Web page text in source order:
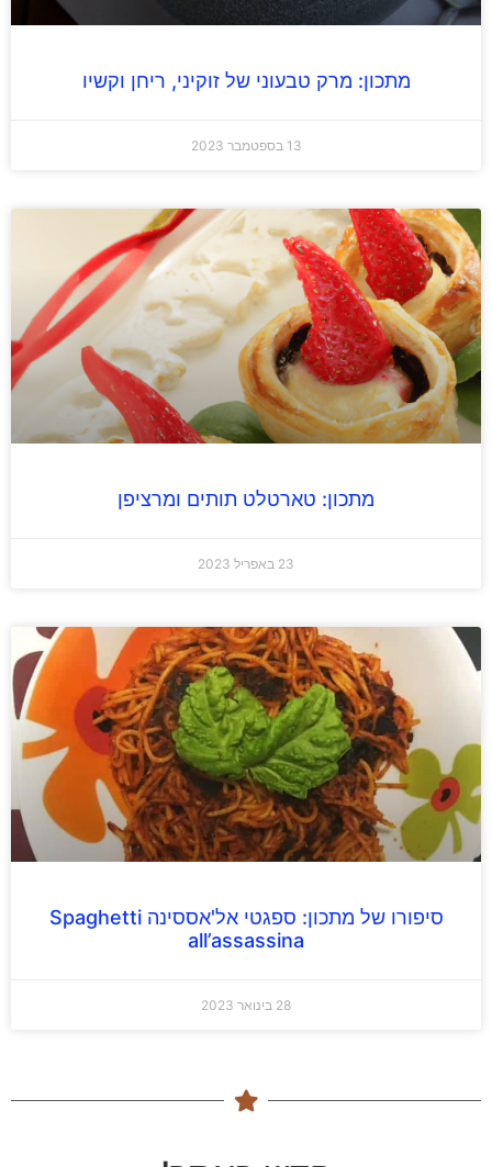
מתכון: מרק טבעוני של זוקיני, ריחן וקשיו
מתכון: טארטלט תותים ומרציפן
סיפורו של מתכון: ספגטי אל'אססינה Spaghetti
all’assassina